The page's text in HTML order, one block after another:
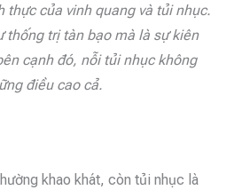
thực của vinh quang và tủi nhục.
thống trị tàn bạo mà là sự kiên
cạnh đó, nỗi tủi nhục không
điều cao cả.
khao khát, còn tủi nhục là